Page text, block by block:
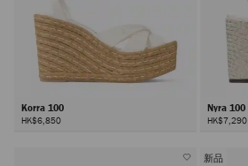
Korra 100
HK$6,850
Nyra 100
HK$7,290
新品